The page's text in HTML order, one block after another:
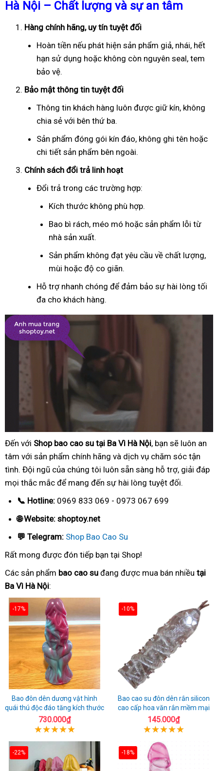
Hà Nội – Chất lượng và sự an tâm
Hàng chính hãng, uy tín tuyệt đối
Hoàn tiền nếu phát hiện sản phẩm giả, nhái, hết
hạn sử dụng hoặc không còn nguyên seal, tem
bảo vệ.
Bảo mật thông tin tuyệt đối
Thông tin khách hàng luôn được giữ kín, không
chia sẻ với bên thứ ba.
Sản phẩm đóng gói kín đáo, không ghi tên hoặc
chi tiết sản phẩm bên ngoài.
Chính sách đổi trả linh hoạt
Đổi trả trong các trường hợp:
Kích thước không phù hợp.
Bao bì rách, méo mó hoặc sản phẩm lỗi từ
nhà sản xuất.
Sản phẩm không đạt yêu cầu về chất lượng,
mùi hoặc độ co giãn.
Hỗ trợ nhanh chóng để đảm bảo sự hài lòng tối
đa cho khách hàng.
Đến với Shop bao cao su tại Ba Vì Hà Nội, bạn sẽ luôn an
tâm với sản phẩm chính hãng và dịch vụ chăm sóc tận
tình. Đội ngũ của chúng tôi luôn sẵn sàng hỗ trợ, giải đáp
mọi thắc mắc để mang đến sự hài lòng tuyệt đối.
📞 Hotline: 0969 833 069 - 0973 067 699
🌐 Website: shoptoy.net
💬 Telegram: Shop Bao Cao Su
Rất mong được đón tiếp bạn tại Shop!
Các sản phẩm bao cao su đang được mua bán nhiều tại
Ba Vì Hà Nội:
-17%
Bao đôn dên dương vật hình
quái thú độc đáo tăng kích thước
730.000₫
-10%
Bao cao su đôn dên rắn silicon
cao cấp hoa văn rắn mềm mại
145.000₫
-22% -18%